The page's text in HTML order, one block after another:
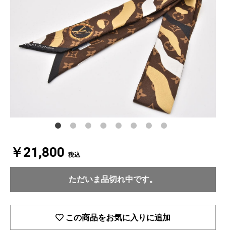
￥21,800 税込
ただいま品切れ中です。
この商品をお気に入りに追加